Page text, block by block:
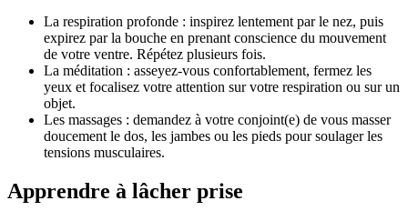
La respiration profonde : inspirez lentement par le nez, puis
expirez par la bouche en prenant conscience du mouvement
de votre ventre. Répétez plusieurs fois.
La méditation : asseyez-vous confortablement, fermez les
yeux et focalisez votre attention sur votre respiration ou sur un
objet.
Les massages : demandez à votre conjoint(e) de vous masser
doucement le dos, les jambes ou les pieds pour soulager les
tensions musculaires.
Apprendre à lâcher prise